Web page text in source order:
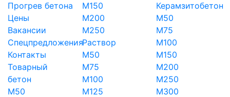
Прогрев бетона
Цены
Вакансии
Спецпредложения
Контакты
Товарный
бетон
М50
М150
М200
М250
Раствор
М50
М75
М100
М125
Керамзитобетон
М50
М75
М100
М150
М200
М250
М300